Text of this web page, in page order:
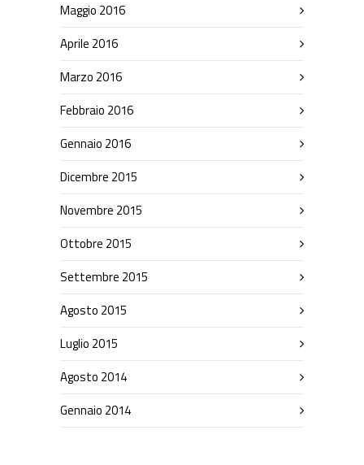
Maggio 2016
Aprile 2016
Marzo 2016
Febbraio 2016
Gennaio 2016
Dicembre 2015
Novembre 2015
Ottobre 2015
Settembre 2015
Agosto 2015
Luglio 2015
Agosto 2014
Gennaio 2014